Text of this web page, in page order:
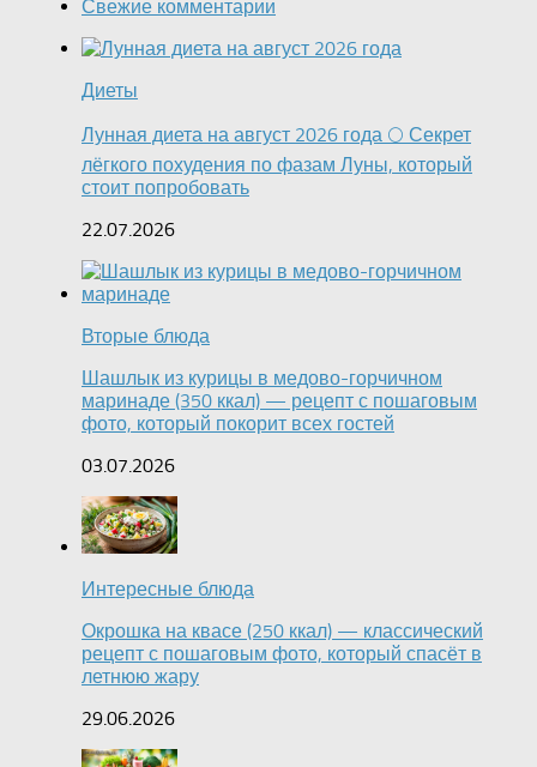
Свежие комментарии
Диеты
Лунная диета на август 2026 года 🌕 Секрет
лёгкого похудения по фазам Луны, который
стоит попробовать
22.07.2026
Вторые блюда
Шашлык из курицы в медово-горчичном
маринаде (350 ккал) — рецепт с пошаговым
фото, который покорит всех гостей
03.07.2026
Интересные блюда
Окрошка на квасе (250 ккал) — классический
рецепт с пошаговым фото, который спасёт в
летнюю жару
29.06.2026